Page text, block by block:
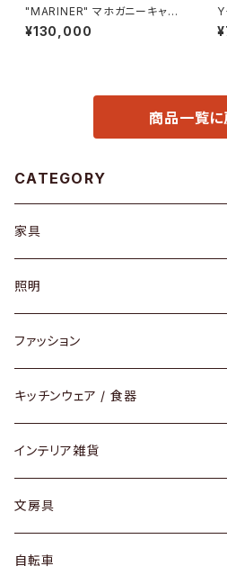
"MARINER" マホガニーキャビ
ネット
¥130,000
Y
商品一覧に
CATEGORY
家具
ソファ / ベンチ
チェア / スツール
ダイニングセット / ダイニングテーブル
ローテーブル / サイドテーブル
デスク / コンソール
ドレッサー
照明
ペンダントライト
テーブルランプ / デスクスタンド
フロアライト
ファッション
アクセサリー
リング
ピアス / イヤリング
財布
バッグ
アウター
キッチンウェア / 食器
グラス / タンブラー
カップ / マグ
プレート / ボウル
インテリア雑貨
文房具
自転車